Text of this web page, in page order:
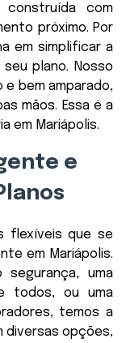
com
próximo. Por
em simplificar a
plano. Nosso
bem amparado,
mãos. Essa é a
em Mariápolis.
e
flexíveis que se
em Mariápolis.
segurança, uma
todos, ou uma
temos a
diversas opções,